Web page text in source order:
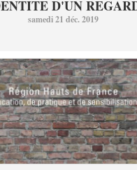
D'UN
samedi 21 déc. 2019